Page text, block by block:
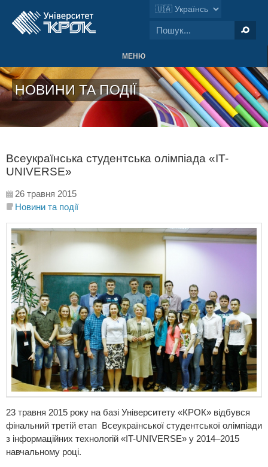
МЕНЮ
НОВИНИ ТА ПОДІЇ
Всеукраїнська студентська олімпіада «IT-
UNIVERSE»
26 травня 2015
Новини та події
23 травня 2015 року на базі Університету «КРОК» відбувся
фінальний третій етап Всеукраїнської студентської олімпіади
з інформаційних технологій «IT-UNIVERSE» у 2014–2015
навчальному році.